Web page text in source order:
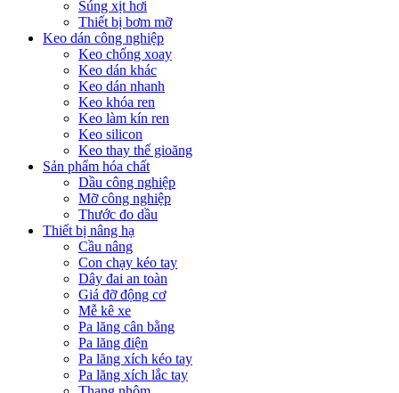
Súng xịt hơi
Thiết bị bơm mỡ
Keo dán công nghiệp
Keo chống xoay
Keo dán khác
Keo dán nhanh
Keo khóa ren
Keo làm kín ren
Keo silicon
Keo thay thế gioăng
Sản phẩm hóa chất
Dầu công nghiệp
Mỡ công nghiệp
Thước đo dầu
Thiết bị nâng hạ
Cầu nâng
Con chạy kéo tay
Dây đai an toàn
Giá đỡ động cơ
Mễ kê xe
Pa lăng cân bằng
Pa lăng điện
Pa lăng xích kéo tay
Pa lăng xích lắc tay